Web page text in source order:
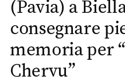
(Pavia) a
consegnare
memoria per
Chervu”